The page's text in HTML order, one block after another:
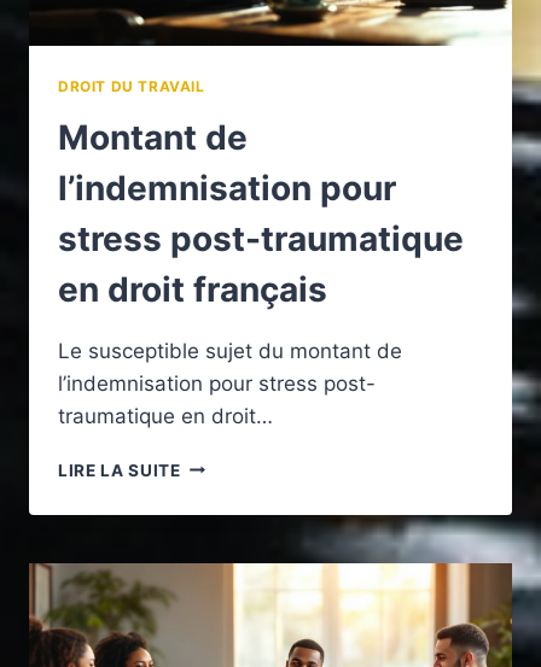
DROIT DU TRAVAIL
Montant de
l’indemnisation pour
stress post-traumatique
en droit français
Le susceptible sujet du montant de
l’indemnisation pour stress post-
traumatique en droit…
LIRE LA SUITEMONTANT
L’INDEMNISATION
STRESS
POST-
TRAUMATIQUE